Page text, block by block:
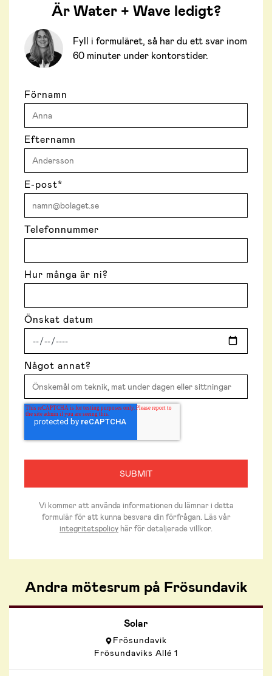
Är Water + Wave ledigt?
Fyll i formuläret, så har du ett svar inom
60 minuter under kontorstider.
Förnamn
Efternamn
E-post*
Telefonnummer
Hur många är ni?
Önskat datum
Något annat?
Vi kommer att använda informationen du lämnar i detta
formulär för att kunna besvara din förfrågan. Läs vår
integritetspolicy här för detaljerade villkor.
Andra mötesrum på Frösundavik
Solar
Frösundavik
Frösundaviks Allé 1